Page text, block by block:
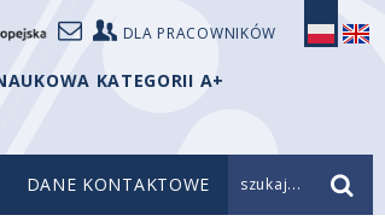
DLA PRACOWNIKÓW
KATEGORII A+
DANE KONTAKTOWE szukaj...